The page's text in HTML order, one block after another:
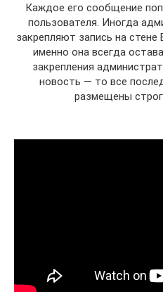
Каждое его сообщение
пользователя. Иногда
закрепляют запись на
именно она всегда
закрепления
новость — то все
размещены